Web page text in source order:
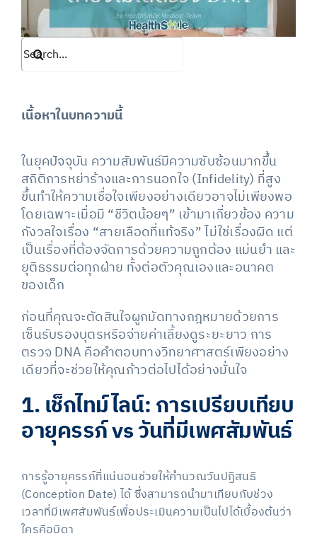
Search
for:
เนื้อหาในบทความนี้
ในยุคปัจจุบัน ความสัมพันธ์มีความซับซ้อนมากขึ้น
สถิติการหย่าร้างและการนอกใจ (Infidelity) ที่สูง
ขึ้นทำให้ความเชื่อใจเพียงอย่างเดียวอาจไม่เพียงพอ
โดยเฉพาะเมื่อมี “ชีวิตน้อยๆ” เข้ามาเกี่ยวข้อง ความ
กังวลใจเรื่อง “สายเลือดที่แท้จริง” ไม่ใช่เรื่องผิด แต่
เป็นเรื่องที่ต้องจัดการด้วยความถูกต้อง แม่นยำ และ
ยุติธรรมต่อทุกฝ่าย ทั้งต่อตัวคุณเองและอนาคต
ของเด็ก
ก่อนที่คุณจะตัดสินใจผูกมัดทางกฎหมายด้วยการ
เซ็นรับรองบุตรหรือจ่ายค่าเลี้ยงดูระยะยาว การ
ตรวจ DNA คือคำตอบทางวิทยาศาสตร์เพียงอย่าง
เดียวที่จะช่วยให้คุณก้าวต่อไปได้อย่างมั่นใจ
1. เช็กไทม์ไลน์: การเปรียบเทียบ
อายุครรภ์ vs วันที่มีเพศสัมพันธ์
การรู้อายุครรภ์ที่แน่นอนช่วยให้คำนวณวันปฏิสนธิ
(Conception Date) ได้ ซึ่งสามารถนำมาเทียบกับช่วง
เวลาที่มีเพศสัมพันธ์เพื่อประเมินความเป็นไปได้เบื้องต้นว่า
ใครคือบิดา